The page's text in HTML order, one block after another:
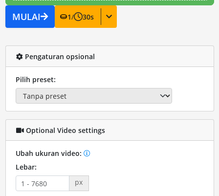
MULAI 1/ 30s
Pengaturan opsional
Pilih preset:
Optional Video settings
Ubah ukuran video:
Lebar:
px